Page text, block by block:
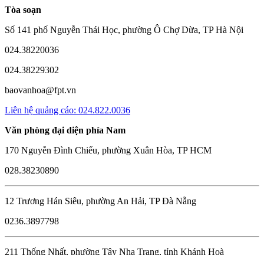
Tòa soạn
Số 141 phố Nguyễn Thái Học, phường Ô Chợ Dừa, TP Hà Nội
024.38220036
024.38229302
baovanhoa@fpt.vn
Liên hệ quảng cáo: 024.822.0036
Văn phòng đại diện phía Nam
170 Nguyễn Đình Chiểu, phường Xuân Hòa, TP HCM
028.38230890
12 Trương Hán Siêu, phường An Hải, TP Đà Nẵng
0236.3897798
211 Thống Nhất, phường Tây Nha Trang, tỉnh Khánh Hoà